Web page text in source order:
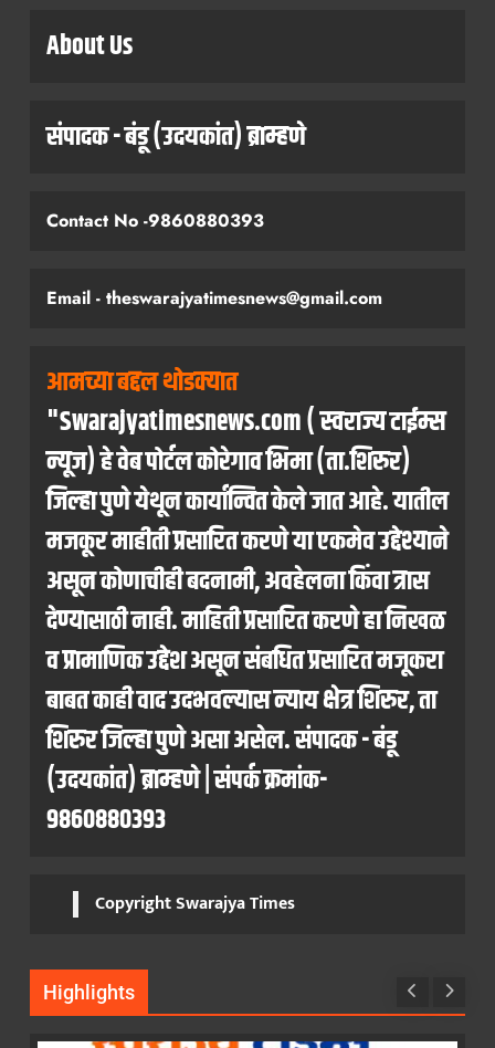
About Us
संपादक - बंडू (उदयकांत) ब्राम्हणे
Contact No -9860880393
Email - theswarajyatimesnews@gmail.com
आमच्या बद्दल थोडक्यात
"Swarajyatimesnews.com ( स्वराज्य टाईम्स
न्यूज) हे वेब पोर्टल कोरेगाव भिमा (ता.शिरुर)
जिल्हा पुणे येथून कार्यान्वित केले जात आहे. यातील
मजकूर माहीती प्रसारित करणे या एकमेव उद्देश्याने
असून कोणाचीही बदनामी, अवहेलना किंवा त्रास
देण्यासाठी नाही. माहिती प्रसारित करणे हा निखळ
व प्रामाणिक उद्देश असून संबधित प्रसारित मजूकरा
बाबत काही वाद उदभवल्यास न्याय क्षेत्र शिरुर, ता
शिरुर जिल्हा पुणे असा असेल. संपादक - बंडू
(उदयकांत) ब्राम्हणे | संपर्क क्रमांक-
9860880393
Copyright Swarajya Times
Highlights